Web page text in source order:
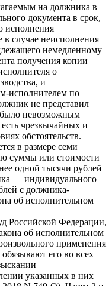
на должника в
документа в срок,
исполнения
в случае неисполнения
немедленному
получения копии
о
и
исполнителем по
не представил
было невозможным
чрезвычайных и
обстоятельств.
в размере семи
суммы или стоимости
одной тысячи рублей
— индивидуального
с должника-
об исполнительном
Российской Федерации,
об исполнительном
применения
его во всех
указанных в них